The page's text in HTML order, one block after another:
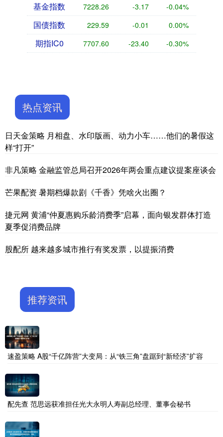
基金指数 7228.26 -3.17 -0.04%
国债指数 229.59 -0.01 0.00%
期指IC0 7707.60 -23.40 -0.30%
热点资讯
日天金策略 月相盘、水印版画、动力小车……他们的暑假这
样“打开”
非凡策略 金融监管总局召开2026年两会重点建议提案座谈会
芒果配资 暑期档爆款剧《千香》凭啥火出圈？
捷元网 黄浦“仲夏惠购乐龄消费季”启幕，面向银发群体打造
夏季促消费品牌
股配所 越来越多城市推行有奖发票，以提振消费
推荐资讯
速盈策略 A股“千亿阵营”大变局：从“铁三角”盘踞到“新经济”扩容
配先查 范思远获准担任光大永明人寿副总经理、董事会秘书